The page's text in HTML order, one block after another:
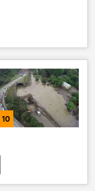
10